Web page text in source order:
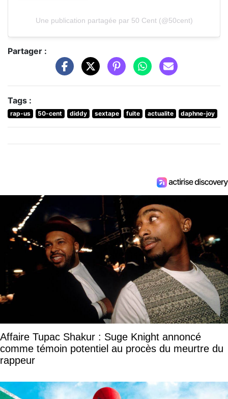
Une publication partagée par 50 Cent (@50cent)
Partager :
Tags :
rap-us 50-cent diddy sextape fuite actualite daphne-joy
Affaire Tupac Shakur : Suge Knight annoncé
comme témoin potentiel au procès du meurtre du
rappeur